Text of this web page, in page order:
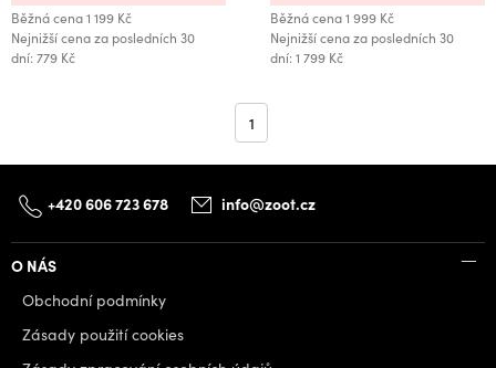
Běžná cena1 199 Kč
Nejnižší cena za posledních 30
dní: 779 Kč
Běžná cena1 999 Kč
Nejnižší cena za posledních 30
dní: 1 799 Kč
1
+420 606 723 678 info@zoot.cz
O NÁS
Obchodní podmínky
Zásady použití cookies